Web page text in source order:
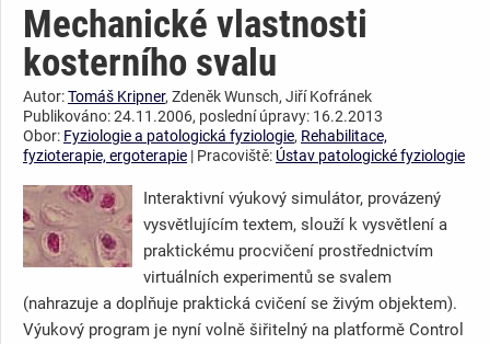
Mechanické vlastnosti
kosterního svalu
Autor:Tomáš Kripner, Zdeněk Wunsch, Jiří Kofránek
Publikováno: 24.11.2006, poslední úpravy: 16.2.2013
Obor: Fyziologie a patologická fyziologie, Rehabilitace,
fyzioterapie, ergoterapie | Pracoviště: Ústav patologické fyziologie
Interaktivní výukový simulátor, provázený
vysvětlujícím textem, slouží k vysvětlení a
praktickému procvičení prostřednictvím
virtuálních experimentů se svalem
(nahrazuje a doplňuje praktická cvičení se živým objektem).
Výukový program je nyní volně šiřitelný na platformě Control